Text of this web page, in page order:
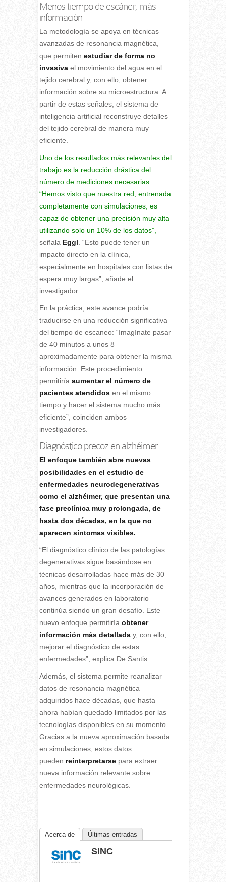
Menos tiempo de escáner, más
información
La metodología se apoya en técnicas
avanzadas de resonancia magnética,
que permiten estudiar de forma no
invasivael movimiento del agua en el
tejido cerebral y, con ello, obtener
información sobre su microestructura. A
partir de estas señales, el sistema de
inteligencia artificial reconstruye detalles
del tejido cerebral de manera muy
eficiente.
Uno de los resultados más relevantes del
trabajo es la reducción drástica del
número de mediciones necesarias.
“Hemos visto que nuestra red, entrenada
completamente con simulaciones, es
capaz de obtener una precisión muy alta
utilizando solo un 10% de los datos”,
señala Eggl . “Esto puede tener un
impacto directo en la clínica,
especialmente en hospitales con listas de
espera muy largas”, añade el
investigador.
En la práctica, este avance podría
traducirse en una reducción significativa
del tiempo de escaneo: “Imagínate pasar
de 40 minutos a unos 8
aproximadamente para obtener la misma
información. Este procedimiento
permitiría aumentar el número de
pacientes atendidosen el mismo
tiempo y hacer el sistema mucho más
eficiente”, coinciden ambos
investigadores.
Diagnóstico precoz en alzhéimer
El enfoque también abre nuevas
posibilidades en el estudio de
enfermedades neurodegenerativas
como el alzhéimer, que presentan una
fase preclínica muy prolongada, de
hasta dos décadas, en la que no
aparecen síntomas visibles.
“El diagnóstico clínico de las patologías
degenerativas sigue basándose en
técnicas desarrolladas hace más de 30
años, mientras que la incorporación de
avances generados en laboratorio
continúa siendo un gran desafío. Este
nuevo enfoque permitiría obtener
información más detalladay, con ello,
mejorar el diagnóstico de estas
enfermedades”, explica De Santis.
Además, el sistema permite reanalizar
datos de resonancia magnética
adquiridos hace décadas, que hasta
ahora habían quedado limitados por las
tecnologías disponibles en su momento.
Gracias a la nueva aproximación basada
en simulaciones, estos datos
pueden reinterpretarsepara extraer
nueva información relevante sobre
enfermedades neurológicas.
Acerca de Últimas entradas
SINC